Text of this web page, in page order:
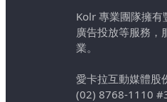
Kolr 專業團隊擁有
廣告投放等服務，
業。
愛卡拉互動媒體股
(02) 8768-1110